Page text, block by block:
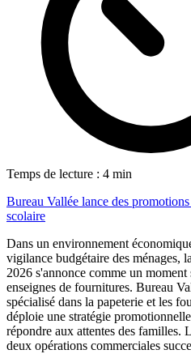
Temps de lecture : 4 min
Bureau Vallée lance des
scolaire
Dans un environnement
vigilance budgétaire des ménages,
2026 s'annonce comme un
enseignes de fournitures. Bureau
spécialisé dans la papeterie et les
déploie une stratégie
répondre aux attentes des familles.
deux opérations commerciales